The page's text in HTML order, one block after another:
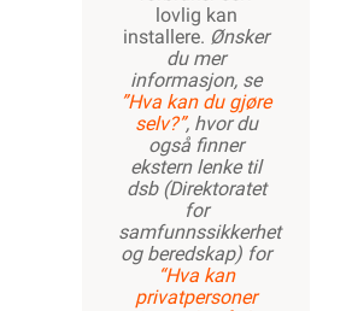
lovlig kan
installere. Ønsker
du mer
informasjon, se
”Hva kan du gjøre
selv?”, hvor du
også finner
ekstern lenke til
dsb (Direktoratet
for
samfunnssikkerhet
og beredskap) for
“Hva kan
privatpersoner